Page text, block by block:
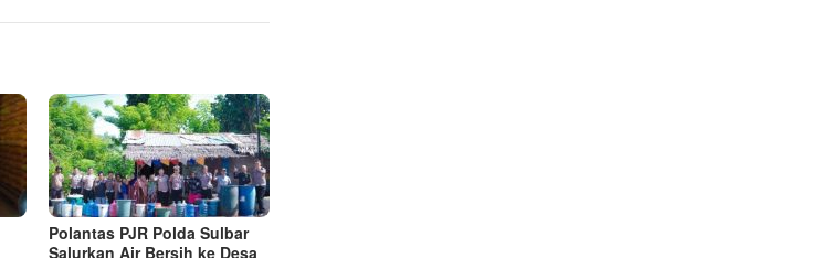
Polantas PJR Polda Sulbar
Salurkan Air Bersih ke Desa